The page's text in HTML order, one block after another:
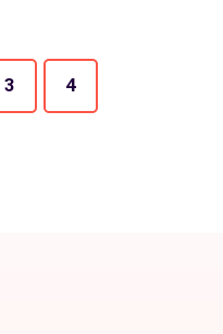
3 4